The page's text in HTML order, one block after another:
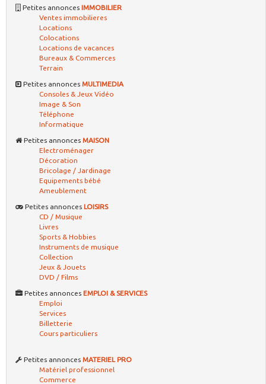
Petites annonces IMMOBILIER
Ventes immobilieres
Locations
Colocations
Locations de vacances
Bureaux & Commerces
Terrain
Petites annonces MULTIMEDIA
Consoles & Jeux Vidéo
Image & Son
Téléphone
Informatique
Petites annonces MAISON
Electroménager
Décoration
Bricolage / Jardinage
Equipements bébé
Ameublement
Petites annonces LOISIRS
CD / Musique
Livres
Sports & Hobbies
Instruments de musique
Collection
Jeux & Jouets
DVD / Films
Petites annonces EMPLOI & SERVICES
Emploi
Services
Billetterie
Cours particuliers
Petites annonces MATERIEL PRO
Matériel professionnel
Commerce